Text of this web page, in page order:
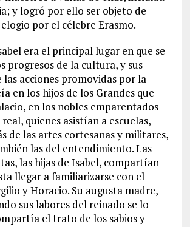
y logró por ello ser objeto de
por el célebre Erasmo.
era el principal lugar en que se
progresos de la cultura, y sus
las acciones promovidas por la
en los hijos de los Grandes que
en los nobles emparentados
quienes asistían a escuelas,
de las artes cortesanas y militares,
las del entendimiento. Las
las hijas de Isabel, compartían
llegar a familiarizarse con el
y Horacio. Su augusta madre,
sus labores del reinado se lo
el trato de los sabios y